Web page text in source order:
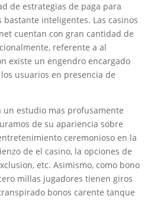
de estrategias de paga para
inteligentes. Las casinos
cuentan con gran cantidad de
referente a al
existe un engendro encargado
usuarios en presencia de
un estudio mas profusamente
de su apariencia sobre
ceremonioso en la
de el casino, la opciones de
etc. Asimismo, como bono
millas jugadores tienen giros
bonos carente tanque